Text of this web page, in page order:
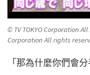
© TV TOKYO Corporation
Corporation All rights
「那為什麼你們會